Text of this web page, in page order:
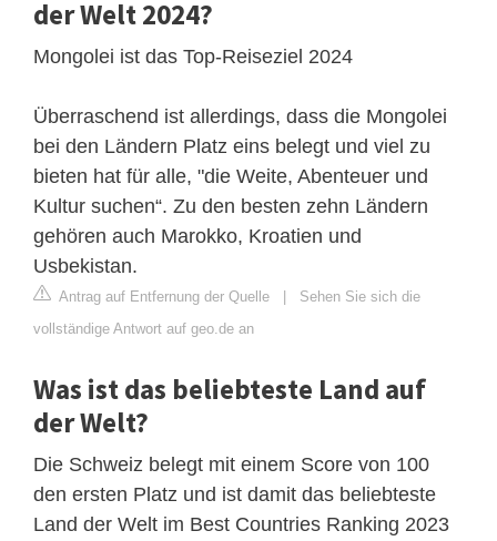
der Welt 2024?
Mongolei ist das Top-Reiseziel 2024
Überraschend ist allerdings, dass die Mongolei
bei den Ländern Platz eins belegt und viel zu
bieten hat für alle, "die Weite, Abenteuer und
Kultur suchen“. Zu den besten zehn Ländern
gehören auch Marokko, Kroatien und
Usbekistan.
Antrag auf Entfernung der Quelle | Sehen Sie sich die
vollständige Antwort auf geo.de an
Was ist das beliebteste Land auf
der Welt?
Die Schweiz belegt mit einem Score von 100
den ersten Platz und ist damit das beliebteste
Land der Welt im Best Countries Ranking 2023